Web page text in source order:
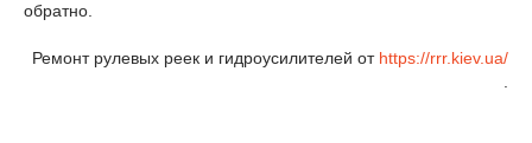
обратно.
Ремонт рулевых реек и гидроусилителей от https://rrr.kiev.ua/